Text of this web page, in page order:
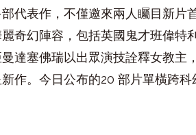
代表作，不僅邀來兩人矚目新片
奇幻陣容，包括英國鬼才班偉
達塞佛瑞以出眾演技詮釋女教
作。今日公布的20部片單橫跨科